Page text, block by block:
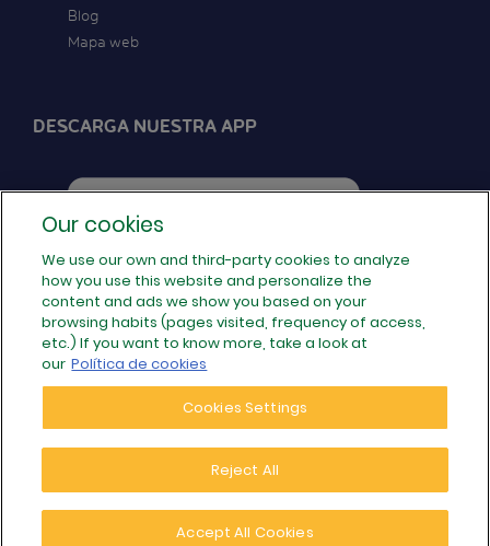
Blog
Mapa web
DESCARGA NUESTRA APP
SÍGUENOS EN REDES
© 2026 Populoos · Tu operador de internet local de
confianza - Todos los derechos reservados
,80€/MES
Our cookies
We use our own and third-party cookies to analyze
how you use this website and personalize the
content and ads we show you based on your
browsing habits (pages visited, frequency of access,
etc.) If you want to know more, take a look at
our Política de cookies
Cookies Settings
Reject All
Accept All Cookies